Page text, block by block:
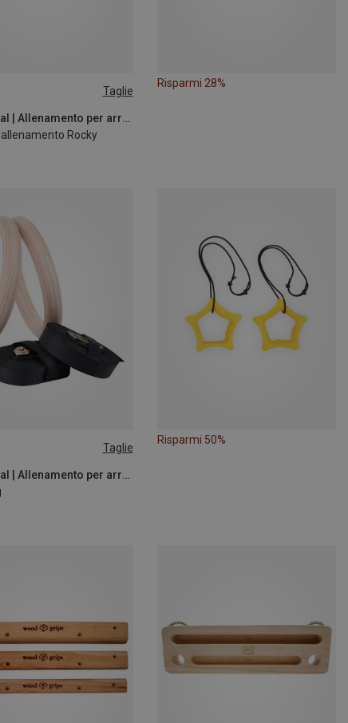
Taglie
YY Vertical | Allenamento per arrampicata
Rocky
Risparmi 28%
Taglie
YY Vertical | Allenamento per arrampicata
Risparmi 50%